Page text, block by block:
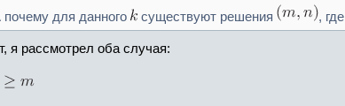
почему для данного существуют решения , где
я рассмотрел оба случая: